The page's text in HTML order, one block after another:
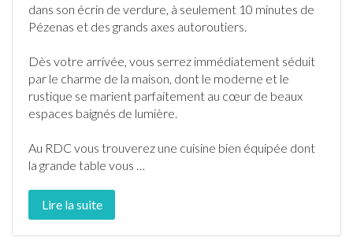
dans son écrin de verdure, à seulement 10 minutes de
Pézenas et des grands axes autoroutiers.
Dès votre arrivée, vous serrez immédiatement séduit
par le charme de la maison, dont le moderne et le
rustique se marient parfaitement au cœur de beaux
espaces baignés de lumière.
Au RDC vous trouverez une cuisine bien équipée dont
la grande table vous …
Lire la suite